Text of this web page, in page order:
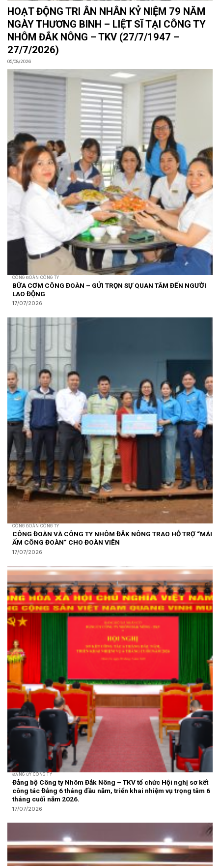
HOẠT ĐỘNG TRI ÂN NHÂN KỶ NIỆM 79 NĂM
NGÀY THƯƠNG BINH – LIỆT SĨ TẠI CÔNG TY
NHÔM ĐẮK NÔNG – TKV (27/7/1947 –
27/7/2026)
05/08/2026
CÔNG ĐOÀN CÔNG TY
BỮA CƠM CÔNG ĐOÀN – GỬI TRỌN SỰ QUAN TÂM ĐẾN NGƯỜI
LAO ĐỘNG
17/07/2026
CÔNG ĐOÀN CÔNG TY
CÔNG ĐOÀN VÀ CÔNG TY NHÔM ĐẮK NÔNG TRAO HỖ TRỢ “MÁI
ẤM CÔNG ĐOÀN” CHO ĐOÀN VIÊN
17/07/2026
ĐẢNG ỦY CÔNG TY
Đảng bộ Công ty Nhôm Đắk Nông – TKV tổ chức Hội nghị sơ kết
công tác Đảng 6 tháng đầu năm, triển khai nhiệm vụ trọng tâm 6
tháng cuối năm 2026.
17/07/2026